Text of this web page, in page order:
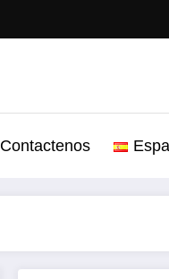
Contactenos